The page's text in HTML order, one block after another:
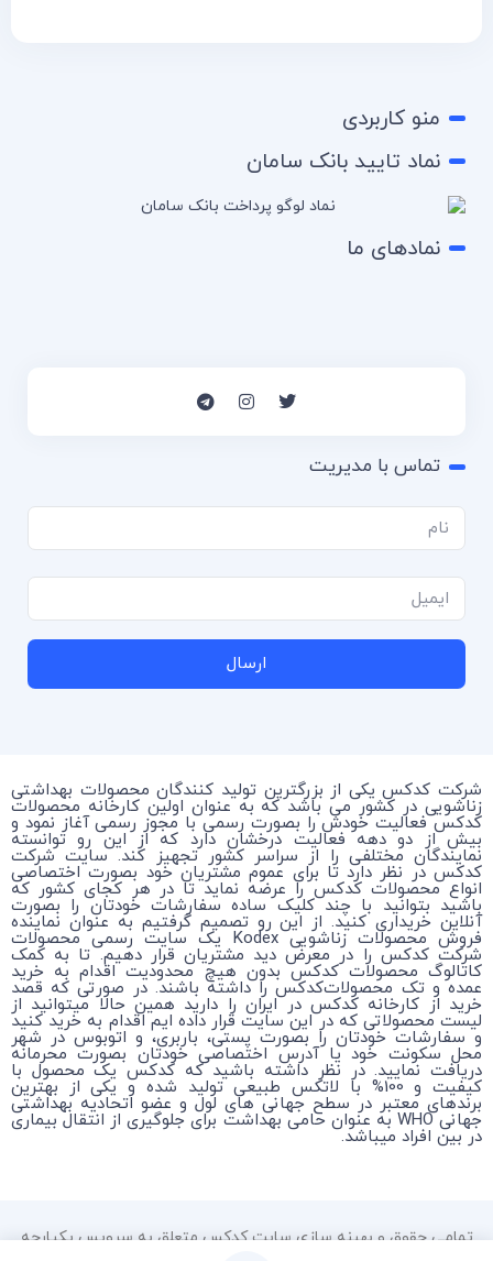
منو کاربردی
نماد تایید بانک سامان
نمادهای ما
تماس با مدیریت
ارسال
شرکت کدکس یکی از بزرگترین تولید کنندگان محصولات بهداشتی
زناشویی در کشور می باشد که به عنوان اولین کارخانه محصولات
کدکس فعالیت خودش را بصورت رسمی با مجوز رسمی آغاز نمود و
بیش از دو دهه فعالیت درخشان دارد که از این رو توانسته
نمایندگان مختلفی را از سراسر کشور تجهیز کند. سایت شرکت
کدکس در نظر دارد تا برای عموم مشتریان خود بصورت اختصاصی
انواع محصولات کدکس را عرضه نماید تا در هر کجای کشور که
باشید بتوانید با چند کلیک ساده سفارشات خودتان را بصورت
آنلاین خریداری کنید. از این رو تصمیم گرفتیم به عنوان نماینده
فروش محصولات زناشویی Kodex یک سایت رسمی محصولات
شرکت کدکس را در معرض دید مشتریان قرار دهیم. تا به کمک
کاتالوگ محصولات کدکس بدون هیچ محدودیت اقدام به خرید
عمده و تک محصولات‌کدکس را داشته باشند. در صورتی که قصد
خرید از کارخانه کدکس در ایران را دارید همین حالا میتوانید از
لیست محصولاتی که در این سایت قرار داده ایم اقدام به خرید کنید
و سفارشات خودتان را بصورت پستی، باربری، و اتوبوس در شهر
محل سکونت خود یا آدرس اختصاصی خودتان بصورت محرمانه
دریافت نمایید. در نظر داشته باشید که کدکس یک محصول با
کیفیت و 100% با لاتکس طبیعی تولید شده و یکی از بهترین
برندهای معتبر در سطح جهانی های لول و عضو اتحادیه بهداشتی
جهانی WHO به عنوان حامی بهداشت برای جلوگیری از انتقال بیماری
در بین افراد میباشد.
تمامی حقوق و بهینه سازی سایت کدکس متعلق به سرویس یکپارچه